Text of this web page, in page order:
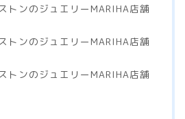
トンのジュエリーMARIHA店舗
トンのジュエリーMARIHA店舗
トンのジュエリーMARIHA店舗